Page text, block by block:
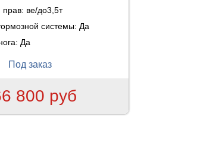
прав: ве/до3,5т
системы: Да
Да
Под заказ
800 руб